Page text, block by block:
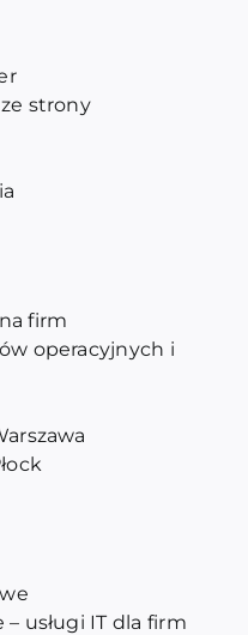
strony
firm
operacyjnych i
usługi IT dla firm